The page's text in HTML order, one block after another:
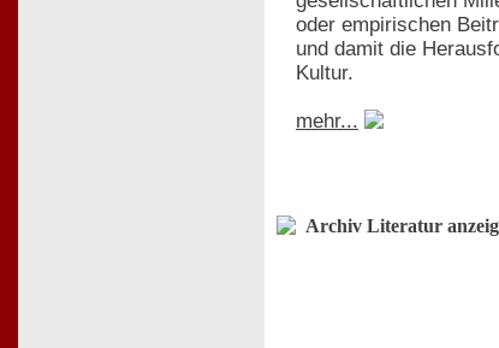
oder empirischen
und damit die
Kultur.
mehr...
Archiv Literatur